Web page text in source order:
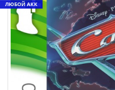
ЛЮБОЙ АКК